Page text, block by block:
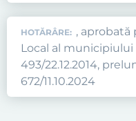
HOTĂRÂRE: , aprobată
Local al municipiului
493/22.12.2014,
672/11.10.2024